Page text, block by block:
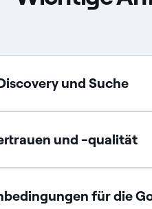
und Suche
und -qualität
für die